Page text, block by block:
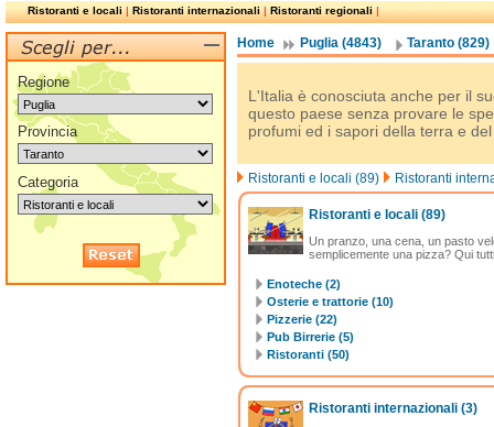
Ristoranti e locali|Ristoranti internazionali|Ristoranti regionali|
Home Puglia (4843) Taranto (829)
L'Italia è conosciuta anche per il
questo paese senza provare le
profumi ed i sapori della terra e
Ristoranti e locali (89) Ristoranti
Ristoranti e locali (89)
Un pranzo, una cena, un pasto
semplicemente una pizza? Qui
Enoteche (2)
Osterie e trattorie (10)
Pizzerie (22)
Pub Birrerie (5)
Ristoranti (50)
Ristoranti internazionali (3)
Regione
Provincia
Categoria